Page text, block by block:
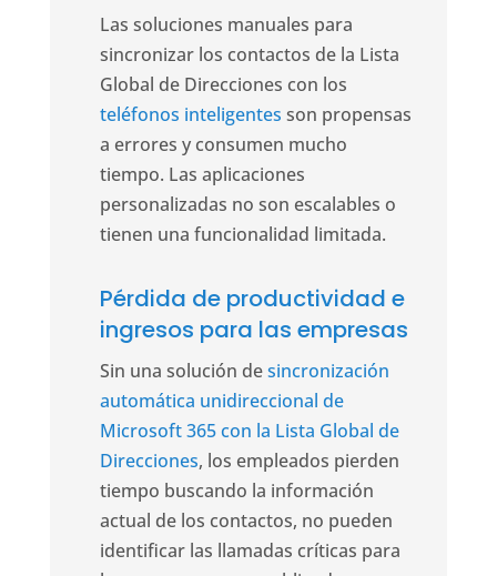
Las soluciones manuales para
sincronizar los contactos de la Lista
Global de Direcciones con los
teléfonos inteligentes son propensas
a errores y consumen mucho
tiempo. Las aplicaciones
personalizadas no son escalables o
tienen una funcionalidad limitada.
Pérdida de productividad e
ingresos para las empresas
Sin una solución desincronización
automática unidireccional de
Microsoft 365 con la Lista Global de
Direcciones, los empleados pierden
tiempo buscando la información
actual de los contactos, no pueden
identificar las llamadas críticas para